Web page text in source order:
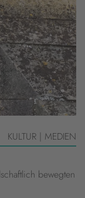
KULTUR | MEDIEN
bewegten